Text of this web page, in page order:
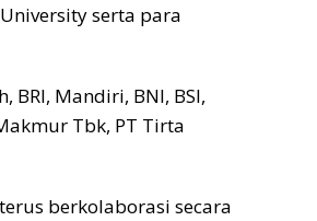
University serta para
BRI, Mandiri, BNI, BSI,
Tbk, PT Tirta
berkolaborasi secara